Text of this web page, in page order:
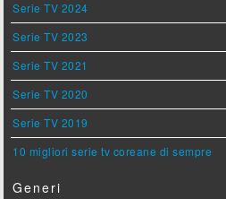
Serie TV 2024
Serie TV 2023
Serie TV 2021
Serie TV 2020
Serie TV 2019
10 migliori serie tv coreane di sempre
Generi